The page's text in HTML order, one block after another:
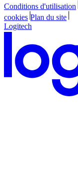
Conditions d'utilisation
cookies Plan du site
Logitech